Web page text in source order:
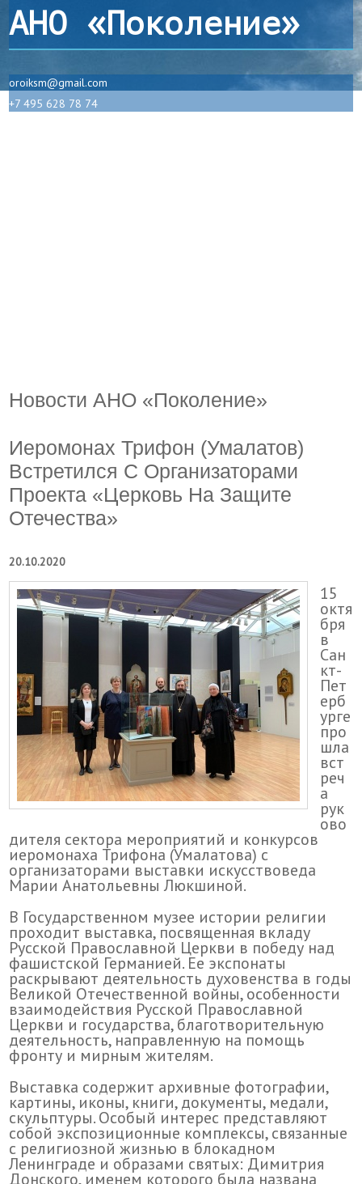
АНО «Поколение»
oroiksm@gmail.com
+7 495 628 78 74
Новости АНО «Поколение»
Иеромонах Трифон (Умалатов)
Встретился С Организаторами
Проекта «Церковь На Защите
Отечества»
20.10.2020
15
октя
бря
в
Сан
кт-
Пет
ерб
урге
про
шла
вст
реч
а
рук
ово
дителя сектора мероприятий и конкурсов
иеромонаха Трифона (Умалатова) с
организаторами выставки искусствоведа
Марии Анатольевны Люкшиной.
В Государственном музее истории религии
проходит выставка, посвященная вкладу
Русской Православной Церкви в победу над
фашистской Германией. Ее экспонаты
раскрывают деятельность духовенства в годы
Великой Отечественной войны, особенности
взаимодействия Русской Православной
Церкви и государства, благотворительную
деятельность, направленную на помощь
фронту и мирным жителям.
Выставка содержит архивные фотографии,
картины, иконы, книги, документы, медали,
скульптуры. Особый интерес представляют
собой экспозиционные комплексы, связанные
с религиозной жизнью в блокадном
Ленинграде и образами святых: Димитрия
Донского, именем которого была названа